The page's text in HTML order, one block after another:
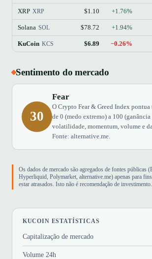
XRP XRP $1.10 +1.76%
Solana SOL $78.72 +1.94%
KuCoin KCS $6.89 −0.26%
Sentimento do mercado
30
Fear
O Crypto Fear & Greed Index pontua
de 0 (medo extremo) a 100 (ganância
volatilidade, momentum, volume e
Fonte: alternative.me.
Os dados de mercado são agregados de fontes públicas
Hyperliquid, Polymarket, alternative.me) apenas para
estar atrasados. Isto não é recomendação de investimento.
KUCOIN ESTATÍSTICAS
Capitalização de mercado
Volume 24h